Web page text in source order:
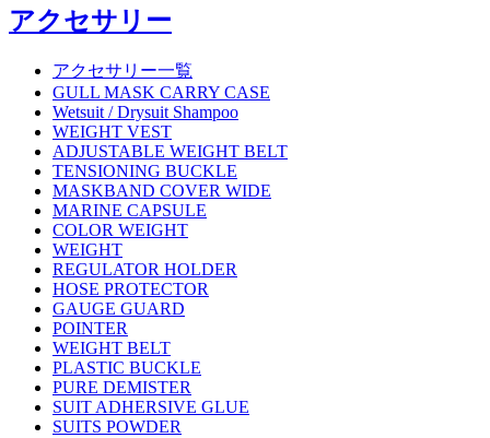
アクセサリー
アクセサリー一覧
GULL MASK CARRY CASE
Wetsuit / Drysuit Shampoo
WEIGHT VEST
ADJUSTABLE WEIGHT BELT
TENSIONING BUCKLE
MASKBAND COVER WIDE
MARINE CAPSULE
COLOR WEIGHT
WEIGHT
REGULATOR HOLDER
HOSE PROTECTOR
GAUGE GUARD
POINTER
WEIGHT BELT
PLASTIC BUCKLE
PURE DEMISTER
SUIT ADHERSIVE GLUE
SUITS POWDER